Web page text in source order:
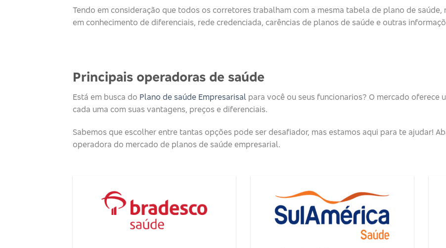
Tendo em consideração que todos os corretores trabalham com a mesma tabela de plano de
em conhecimento de diferenciais, rede credenciada, carências de planos de saúde e outras
Principais operadoras de saúde​
Está em busca do Plano de saúde Empresarisal para você ou seus funcionarios? O mercado oferece
cada uma com suas vantagens, preços e diferenciais.
Sabemos que escolher entre tantas opções pode ser desafiador, mas estamos aqui para te ajudar!
operadora do mercado de planos de saúde empresarial.